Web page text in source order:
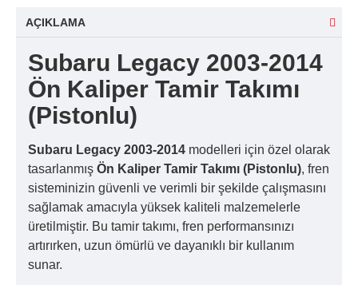
AÇIKLAMA
Subaru Legacy 2003-2014
Ön Kaliper Tamir Takımı
(Pistonlu)
Subaru Legacy 2003-2014 modelleri için özel olarak
tasarlanmış Ön Kaliper Tamir Takımı (Pistonlu), fren
sisteminizin güvenli ve verimli bir şekilde çalışmasını
sağlamak amacıyla yüksek kaliteli malzemelerle
üretilmiştir. Bu tamir takımı, fren performansınızı
artırırken, uzun ömürlü ve dayanıklı bir kullanım
sunar.